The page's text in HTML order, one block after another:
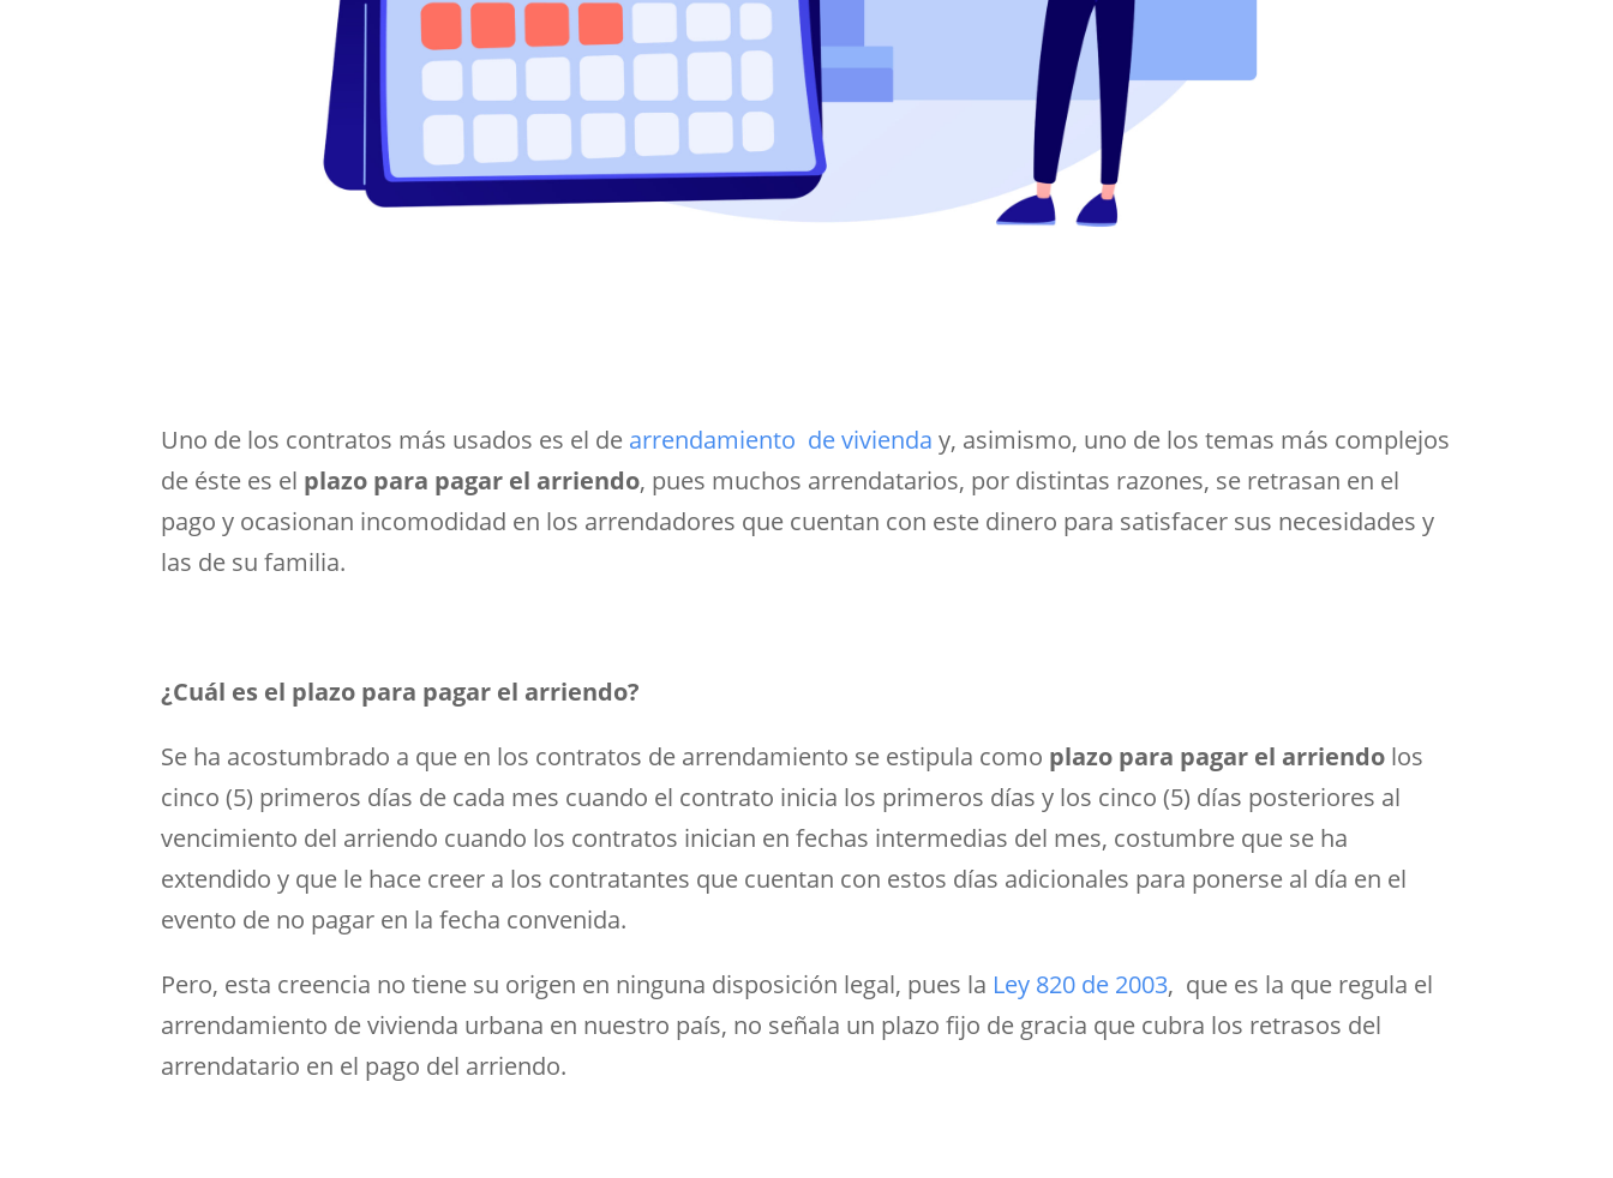
Uno de los contratos más usados es el de arrendamiento de vivienda y, asimismo, uno de los temas más complejos
de éste es el plazo para pagar el arriendo, pues muchos arrendatarios, por distintas razones, se retrasan en el
pago y ocasionan incomodidad en los arrendadores que cuentan con este dinero para satisfacer sus necesidades y
las de su familia.
¿Cuál es el plazo para pagar el arriendo?
Se ha acostumbrado a que en los contratos de arrendamiento se estipula como plazo para pagar el arriendo los
cinco (5) primeros días de cada mes cuando el contrato inicia los primeros días y los cinco (5) días posteriores al
vencimiento del arriendo cuando los contratos inician en fechas intermedias del mes, costumbre que se ha
extendido y que le hace creer a los contratantes que cuentan con estos días adicionales para ponerse al día en el
evento de no pagar en la fecha convenida.
Pero, esta creencia no tiene su origen en ninguna disposición legal, pues la Ley 820 de 2003, que es la que regula el
arrendamiento de vivienda urbana en nuestro país, no señala un plazo fijo de gracia que cubra los retrasos del
arrendatario en el pago del arriendo.